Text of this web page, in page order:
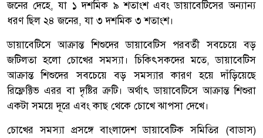
জনের দেহে, যা ১ দশমিক ৯ শতাংশ এবং ডায়াবেটিসের অন্যান্য
ধরণ ছিল ২৪ জনের, যা ৩ দশমিক ৩ শতাংশ।
ডায়াবেটিসে আক্রান্ত শিশুদের ডায়াবেটিস পরবর্তী সবচেয়ে বড়
জটিলতা হলো চোখের সমস্যা। চিকিৎসকদের মতে, ডায়াবেটিস
আক্রান্ত শিশুদের সবচেয়ে বড় সমস্যার কারণ হয়ে দাঁড়িয়েছে
রিফ্লেক্টিভ এরর বা দৃষ্টির ত্রুটি। অর্থাৎ ডায়াবেটিসে আক্রান্ত শিশুরা
একটা সময়ে দূরে এবং কাছ থেকে চোখে ঝাপসা দেখে।
চোখের সমস্যা প্রসঙ্গে বাংলাদেশ ডায়াবেটিক সমিতির (বাডাস)